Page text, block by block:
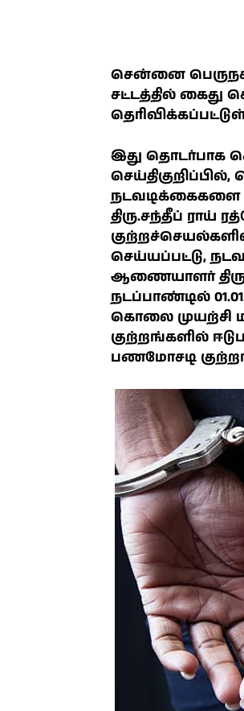
சென்னை
சட்டத்தில் கைது
இது தொடர்பாக
நடவடிக்கைகளை
திரு.சந்தீப் ராய்
செய்யப்பட்டு,
ஆணையாளர்
நடப்பாண்டில்
கொலை முயற்சி
குற்றங்களில்
பணமோசடி